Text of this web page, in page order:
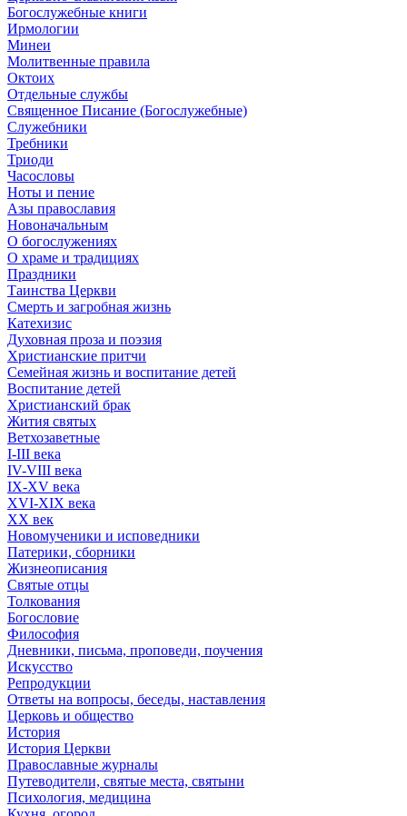
Богослужебные книги
Ирмологии
Минеи
Молитвенные правила
Октоих
Отдельные службы
Священное Писание (Богослужебные)
Служебники
Требники
Триоди
Часословы
Ноты и пение
Азы православия
Новоначальным
О богослужениях
О храме и традициях
Праздники
Таинства Церкви
Смерть и загробная жизнь
Катехизис
Духовная проза и поэзия
Христианские притчи
Семейная жизнь и воспитание детей
Воспитание детей
Христианский брак
Жития святых
Ветхозаветные
I-III века
IV-VIII века
IX-XV века
XVI-XIX века
XX век
Новомученики и исповедники
Патерики, сборники
Жизнеописания
Святые отцы
Толкования
Богословие
Философия
Дневники, письма, проповеди, поучения
Искусство
Репродукции
Ответы на вопросы, беседы, наставления
Церковь и общество
История
История Церкви
Православные журналы
Путеводители, святые места, святыни
Психология, медицина